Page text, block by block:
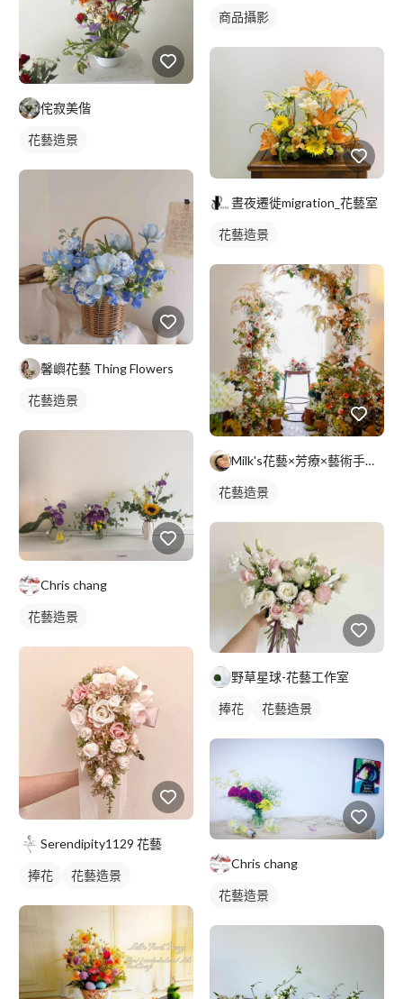
侘寂美偕
花藝造景
馨嶼花藝 Thing Flowers
花藝造景
Chris chang
花藝造景
Serendipity1129 花藝
捧花 花藝造景
商品攝影
晝夜遷徙migration_花藝室
花藝造景
Milk's花藝×芳療×藝術手作工作室
花藝造景
野草星球-花藝工作室
捧花 花藝造景
Chris chang
花藝造景